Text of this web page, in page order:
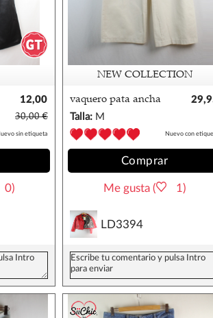
12,00
€
30,00 €
sin etiqueta
0)
NEW COLLECTION
vaquero pata ancha
m/38
Talla: M
Nuevo con
Comprar
Me gusta ( 1)
LD3394